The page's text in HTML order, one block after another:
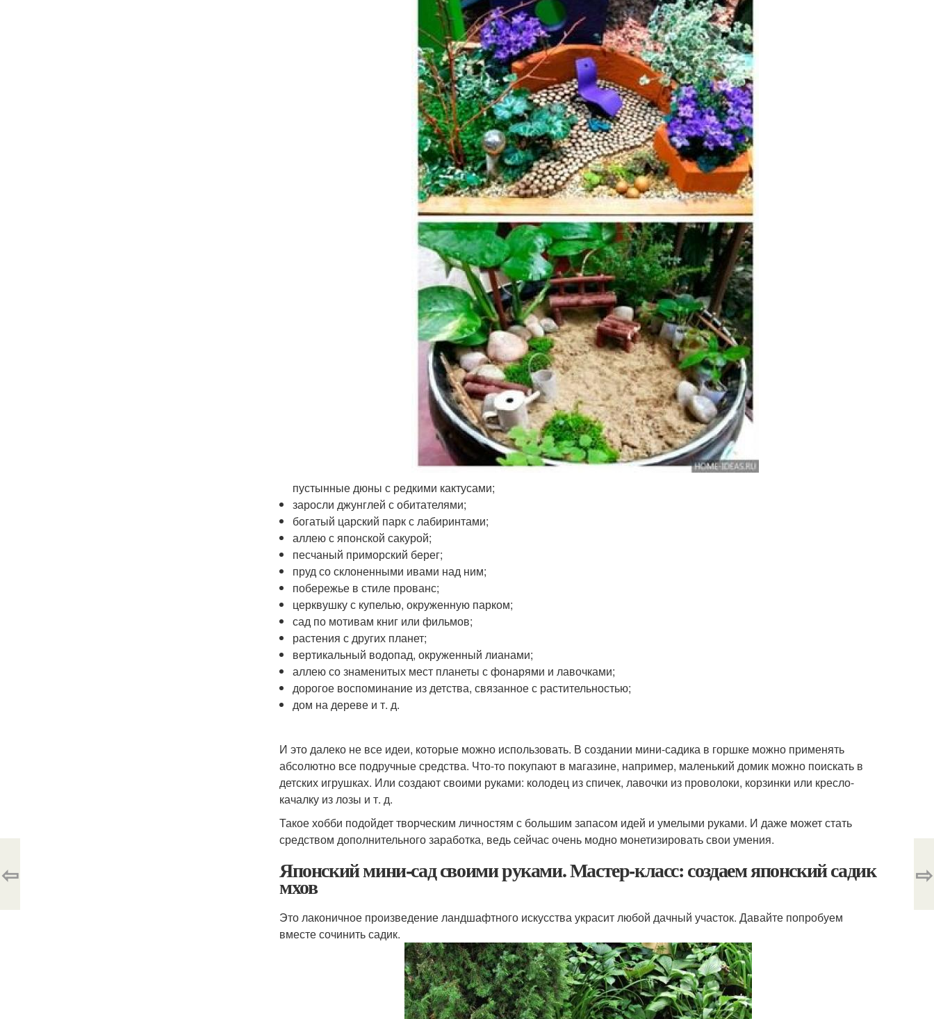
пустынные дюны с редкими кактусами;
заросли джунглей с обитателями;
богатый царский парк с лабиринтами;
аллею с японской сакурой;
песчаный приморский берег;
пруд со склоненными ивами над ним;
побережье в стиле прованс;
церквушку с купелью, окруженную парком;
сад по мотивам книг или фильмов;
растения с других планет;
вертикальный водопад, окруженный лианами;
аллею со знаменитых мест планеты с фонарями и лавочками;
дорогое воспоминание из детства, связанное с растительностью;
дом на дереве и т. д.
И это далеко не все идеи, которые можно использовать. В создании мини-садика в горшке можно применять
абсолютно все подручные средства. Что-то покупают в магазине, например, маленький домик можно поискать в
детских игрушках. Или создают своими руками: колодец из спичек, лавочки из проволоки, корзинки или кресло-
качалку из лозы и т. д.
Такое хобби подойдет творческим личностям с большим запасом идей и умелыми руками. И даже может стать
средством дополнительного заработка, ведь сейчас очень модно монетизировать свои умения.
Японский мини-сад своими руками. Мастер-класс: создаем японский садик
мхов
Это лаконичное произведение ландшафтного искусства украсит любой дачный участок. Давайте попробуем
вместе сочинить садик.
⇦ ⇨